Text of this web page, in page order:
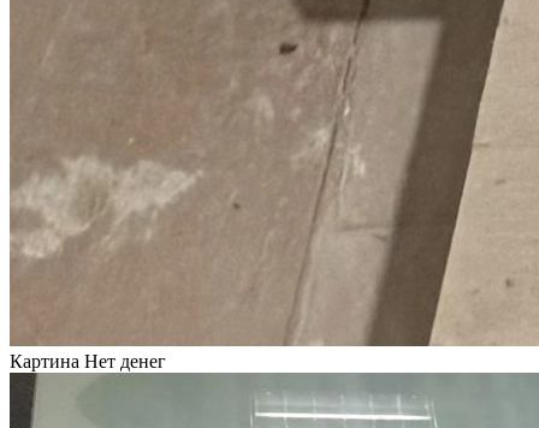
Картина Нет денег